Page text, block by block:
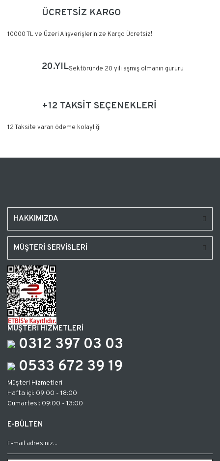
ÜCRETSİZ KARGO
10000 TL ve Üzeri Alışverişlerinize Kargo Ücretsiz!
20.YILSektöründe 20 yılı aşmış olmanın gururu
+12 TAKSİT SEÇENEKLERİ
12 Taksite varan ödeme kolaylığı
HAKKIMIZDA
MÜŞTERİ SERVİSLERİ
MÜŞTERİ HİZMETLERİ
0312 397 03 03
0533 672 39 19
Müşteri Hizmetleri
Hafta içi: 09:00 - 18:00
Cumartesi: 09:00 - 13:00
E-BÜLTEN